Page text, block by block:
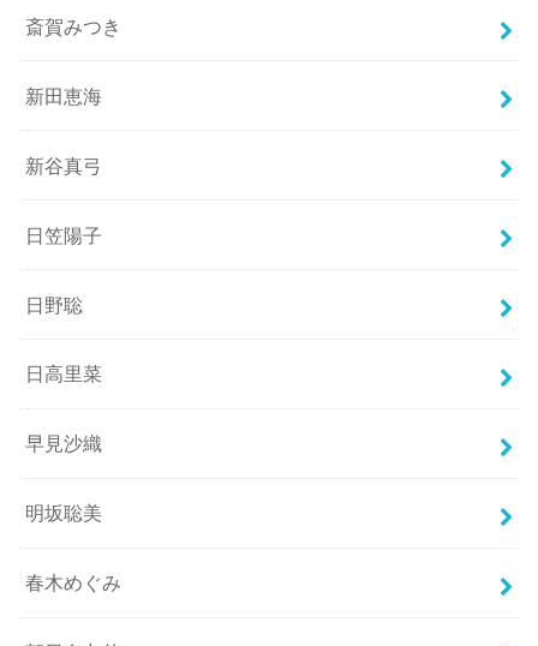
斎賀みつき
新田恵海
新谷真弓
日笠陽子
日野聡
日高里菜
早見沙織
明坂聡美
春木めぐみ